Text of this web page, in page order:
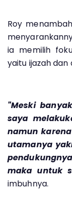
Roy
ia memilih
yaitu ijazah
"Meski
saya
namun
utamanya
maka untuk
imbuhnya.